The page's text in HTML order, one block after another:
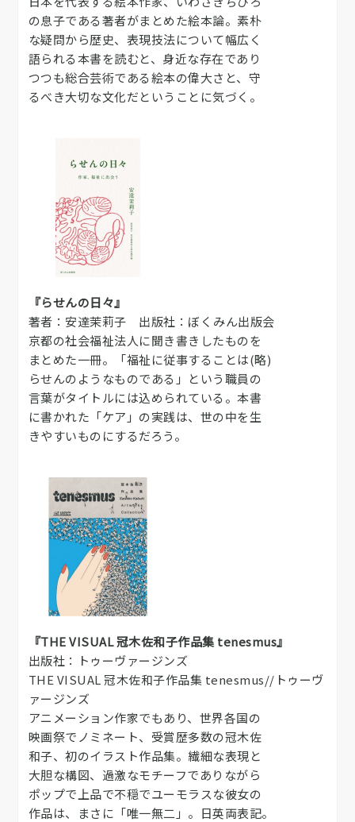
の息子である著者がまとめた絵本論。素朴
な疑問から歴史、表現技法について幅広く
語られる本書を読むと、身近な存在であり
つつも総合芸術である絵本の偉大さと、守
るべき大切な文化だということに気づく。
『らせんの日々』
著者：安達茉莉子 出版社：ぼくみん出版会
京都の社会福祉法人に聞き書きしたものを
まとめた一冊。「福祉に従事することは(略)
らせんのようなものである」という職員の
言葉がタイトルには込められている。本書
に書かれた「ケア」の実践は、世の中を生
きやすいものにするだろう。
『THE VISUAL 冠木佐和子作品集 tenesmus』
出版社：トゥーヴァージンズ
THE VISUAL 冠木佐和子作品集 tenesmus//トゥーヴ
ァージンズ
アニメーション作家でもあり、世界各国の
映画祭でノミネート、受賞歴多数の冠木佐
和子、初のイラスト作品集。繊細な表現と
大胆な構図、過激なモチーフでありながら
ポップで上品で不穏でユーモラスな彼女の
作品は、まさに「唯一無二」。日英両表記。